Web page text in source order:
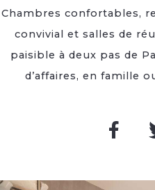
Chambres confortables,
convivial et salles de
paisible à deux pas de
d’affaires, en famille